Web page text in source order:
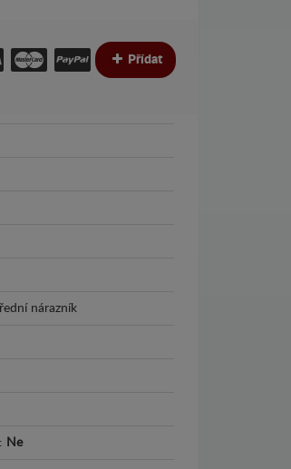
Přídat
nárazník
Ne